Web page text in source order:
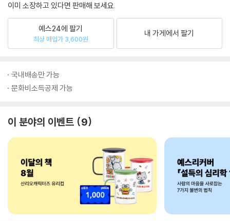
이미 소장하고 있다면 판매해 보세요.
예스24에 팔기
최상 매입가 3,600원
내 가게에서 팔기
국내배송만 가능
문화비소득공제 가능
이 분야의 이벤트 9